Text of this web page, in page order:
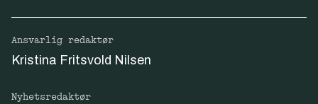
Ansvarlig redaktør
Kristina Fritsvold Nilsen
Nyhetsredaktør